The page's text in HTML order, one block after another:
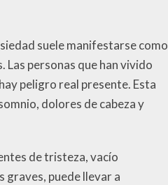
suele manifestarse como
personas que han vivido
peligro real presente. Esta
dolores de cabeza y
de tristeza, vacío
graves, puede llevar a